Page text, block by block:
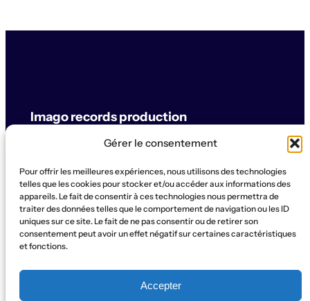
Gérer le consentement
Pour offrir les meilleures expériences, nous utilisons des technologies
telles que les cookies pour stocker et/ou accéder aux informations des
appareils. Le fait de consentir à ces technologies nous permettra de
traiter des données telles que le comportement de navigation ou les ID
uniques sur ce site. Le fait de ne pas consentir ou de retirer son
consentement peut avoir un effet négatif sur certaines caractéristiques
et fonctions.
Accepter
Imago records production
© Imago records production
SUPPORT
ArtistesConcertsLabelProductionBoutiqueLa Ruche
ContactQui sommes-nous?
SOCIAL